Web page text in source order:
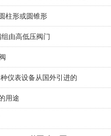
柱形或圆锥形
由高低压阀门
仪表设备从国外引进的
用途